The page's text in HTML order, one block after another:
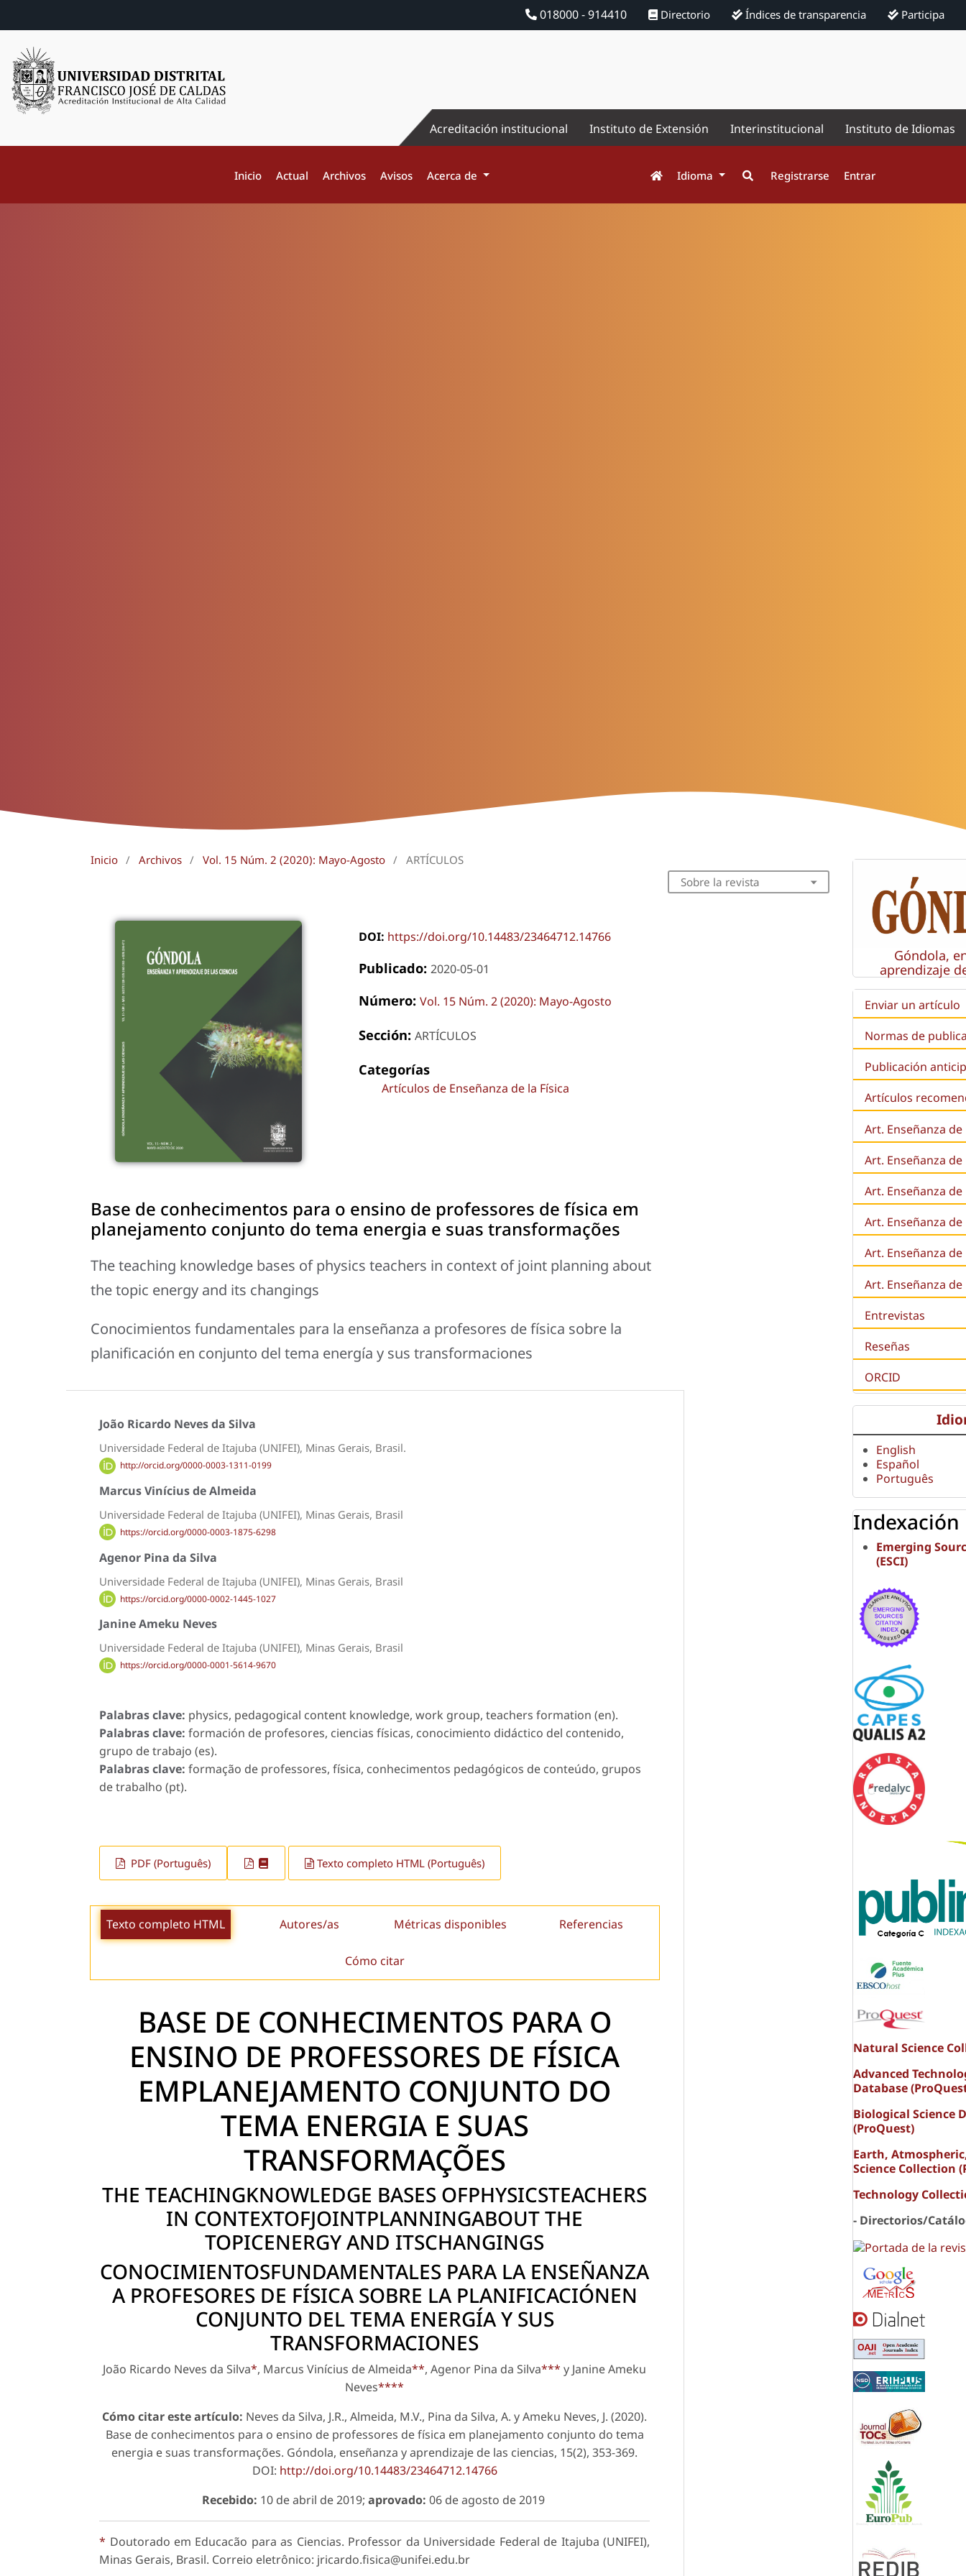
018000 - 914410 Directorio Índices de transparencia Participa
Acreditación institucional Instituto de Extensión Interinstitucional Instituto de Idiomas
Inicio Actual Archivos Avisos Acerca de Idioma Registrarse Entrar
Inicio / Archivos / Vol. 15 Núm. 2 (2020): Mayo-Agosto / ARTÍCULOS
DOI: https://doi.org/10.14483/23464712.14766
Publicado: 2020-05-01
Número: Vol. 15 Núm. 2 (2020): Mayo-Agosto
Sección: ARTÍCULOS
Categorías
Artículos de Enseñanza de la Física
Base de conhecimentos para o ensino de professores de física em
planejamento conjunto do tema energia e suas transformações
The teaching knowledge bases of physics teachers in context of joint planning about
the topic energy and its changings
Conocimientos fundamentales para la enseñanza a profesores de física sobre la
planificación en conjunto del tema energía y sus transformaciones
João Ricardo Neves da Silva
Universidade Federal de Itajuba (UNIFEI), Minas Gerais, Brasil.
http://orcid.org/0000-0003-1311-0199
Marcus Vinícius de Almeida
Universidade Federal de Itajuba (UNIFEI), Minas Gerais, Brasil
https://orcid.org/0000-0003-1875-6298
Agenor Pina da Silva
Universidade Federal de Itajuba (UNIFEI), Minas Gerais, Brasil
https://orcid.org/0000-0002-1445-1027
Janine Ameku Neves
Universidade Federal de Itajuba (UNIFEI), Minas Gerais, Brasil
https://orcid.org/0000-0001-5614-9670
Palabras clave: physics, pedagogical content knowledge, work group, teachers formation (en).
Palabras clave: formación de profesores, ciencias físicas, conocimiento didáctico del contenido,
grupo de trabajo (es).
Palabras clave: formação de professores, física, conhecimentos pedagógicos de conteúdo, grupos
de trabalho (pt).
PDF (Português) Texto completo HTML (Português)
Texto completo HTML Autores/as Métricas disponibles Referencias
Cómo citar
BASE DE CONHECIMENTOS PARA O
ENSINO DE PROFESSORES DE FÍSICA
EMPLANEJAMENTO CONJUNTO DO
TEMA ENERGIA E SUAS
TRANSFORMAÇÕES
THE TEACHINGKNOWLEDGE BASES OFPHYSICSTEACHERS
IN CONTEXTOFJOINTPLANNINGABOUT THE
TOPICENERGY AND ITSCHANGINGS
CONOCIMIENTOSFUNDAMENTALES PARA LA ENSEÑANZA
A PROFESORES DE FÍSICA SOBRE LA PLANIFICACIÓNEN
CONJUNTO DEL TEMA ENERGÍA Y SUS
TRANSFORMACIONES
João Ricardo Neves da Silva*, Marcus Vinícius de Almeida**, Agenor Pina da Silva*** y Janine Ameku
Neves****
Cómo citar este artículo: Neves da Silva, J.R., Almeida, M.V., Pina da Silva, A. y Ameku Neves, J. (2020).
Base de conhecimentos para o ensino de professores de física em planejamento conjunto do tema
energia e suas transformações. Góndola, enseñanza y aprendizaje de las ciencias, 15(2), 353-369.
DOI: http://doi.org/10.14483/23464712.14766
Recebido: 10 de abril de 2019; aprovado: 06 de agosto de 2019
* Doutorado em Educacão para as Ciencias. Professor da Universidade Federal de Itajuba (UNIFEI),
Minas Gerais, Brasil. Correio eletrônico: jricardo.fisica@unifei.edu.br
Sobre la revista
Góndola,
aprendizaje
Enviar un artículo
Normas de
Publicación
Artículos
Art. Enseñanza
Art. Enseñanza
Art. Enseñanza de
Art. Enseñanza de
Art. Enseñanza
Art. Enseñanza
Entrevistas
Reseñas
ORCID
English
Español
Português
Indexación
Emerging
(ESCI)
Natural Science
Advanced
Database
Biological Science
(ProQuest)
Earth,
Science Collection
Technology
- Directorios/